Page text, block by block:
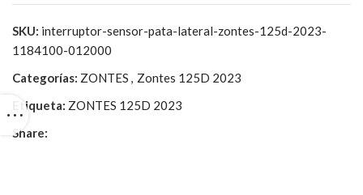
SKU: interruptor-sensor-pata-lateral-zontes-125d-2023-
1184100-012000
Categorías: ZONTES , Zontes 125D 2023
Etiqueta: ZONTES 125D 2023
Share: